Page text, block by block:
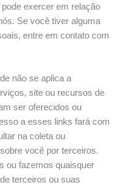
exercer em relação
Se você tiver alguma
entre em contato com
não se aplica a
site ou recursos de
ser oferecidos ou
a esses links fará com
na coleta ou
você por terceiros.
ou fazemos quaisquer
terceiros ou suas